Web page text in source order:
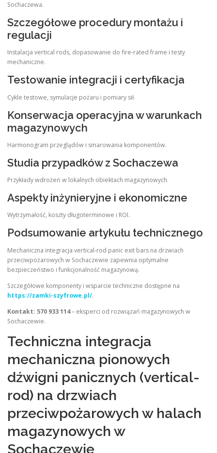
Sochaczewa.
Szczegółowe procedury montażu i
regulacji
Instalacja vertical rods, dopasowanie do fire-rated frame i testy
mechaniczne.
Testowanie integracji i certyfikacja
Cykle testowe, symulacje pożaru i pomiary sił.
Konserwacja operacyjna w warunkach
magazynowych
Harmonogram przeglądów i smarowania komponentów.
Studia przypadków z Sochaczewa
Przykłady wdrożeń w lokalnych obiektach magazynowych.
Aspekty inżynieryjne i ekonomiczne
Wytrzymałość, koszty długoterminowe i ROI.
Podsumowanie artykułu technicznego
Mechaniczna integracja vertical-rod panic exit bars na drzwiach
przeciwpożarowych w Sochaczewie zapewnia optymalne
bezpieczeństwo i funkcjonalność magazynową.
Szczegółowe komponenty i wsparcie techniczne dostępne na
https://zamki-szyfrowe.pl/.
Kontakt: 570 933 114– eksperci od rozwiązań magazynowych w
Sochaczewie.
Techniczna integracja
mechaniczna pionowych
dźwigni panicznych (vertical-
rod) na drzwiach
przeciwpożarowych w halach
magazynowych w
Sochaczewie